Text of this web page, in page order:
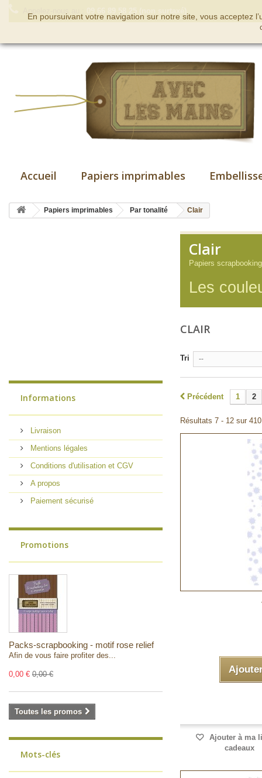
Accueil Papiers imprimables
Papiers imprimables Par tonalité Clair
Informations
Livraison
Mentions légales
Conditions d'utilisation et CGV
A propos
Paiement sécurisé
Promotions
Packs-scrapbooking - motif rose relief
Afin de vous faire profiter des...
0,00 € 0,00 €
Toutes les promos
Mots-clés
Clair
Papiers
Les
CLAIR
Tri --
Précédent 1 2
Résultats 7 - 12 sur
Ajouter à ma
cadeaux
En poursuivant votre navigation sur notre site, vous acceptez